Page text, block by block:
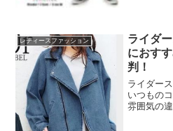
レディースファッション
ライダ
におす
判！
ライダー
いつもの
雰囲気の